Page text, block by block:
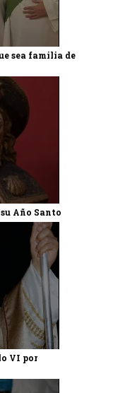
sea familia de
Año Santo
VI por